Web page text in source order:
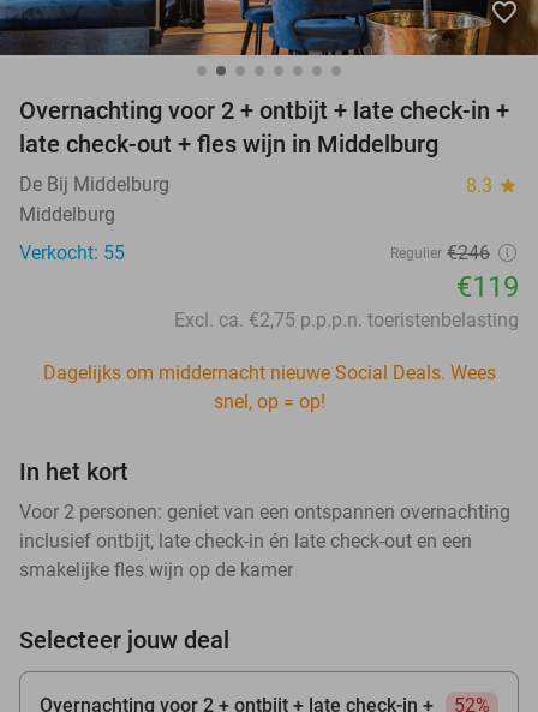
favorite_border
Overnachting voor 2 + ontbijt + late check-in +
late check-out + fles wijn in Middelburg
De Bij Middelburg 8.3 star
Middelburg
Verkocht: 55
Regulier €246
€119
Excl. ca. €2,75 p.p.p.n. toeristenbelasting
Dagelijks om middernacht nieuwe Social Deals. Wees
snel, op = op!
In het kort
Voor 2 personen: geniet van een ontspannen overnachting
inclusief ontbijt, late check-in én late check-out en een
smakelijke fles wijn op de kamer
Selecteer jouw deal
Overnachting voor 2 + ontbijt + late check-in +
52%